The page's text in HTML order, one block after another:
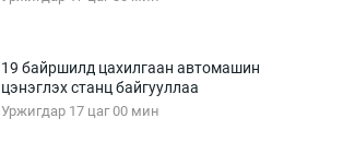
19 байршилд цахилгаан автомашин
цэнэглэх станц байгууллаа
Уржигдар 17 цаг 00 мин